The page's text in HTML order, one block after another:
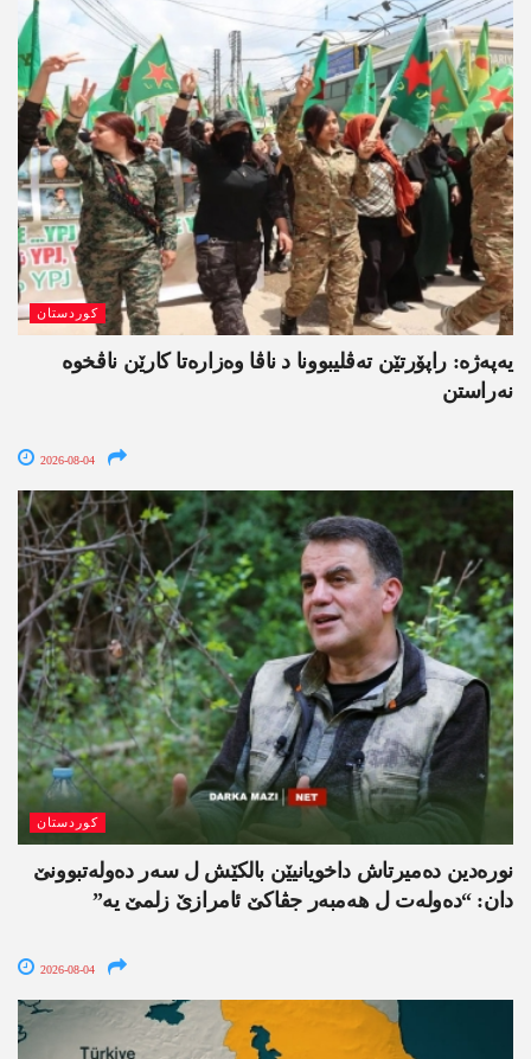
کوردستان
یەپەژە: راپۆرتێن تەڤلیبوونا د ناڤا وەزارەتا کارێن ناڤخوە
نەراستن
2026-08-04
کوردستان
نورەدین دەمیرتاش داخویانیێن بالکێش ل سەر دەولەتبوونێ
دان: “دەولەت ل ھەمبەر جڤاکێ ئامرازێ زلمێ یە”
2026-08-04